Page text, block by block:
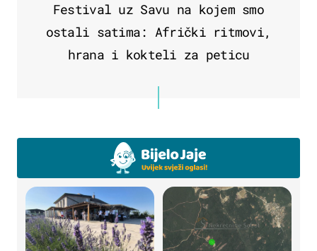
Festival uz Savu na kojem smo
ostali satima: Afrički ritmovi,
hrana i kokteli za peticu